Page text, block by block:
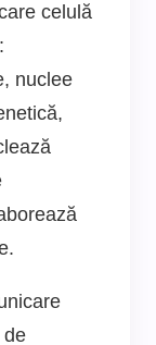
celulă
nuclee
de